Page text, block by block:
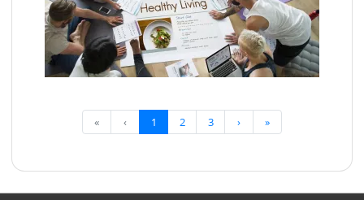
« ‹ 1 2 3 › »